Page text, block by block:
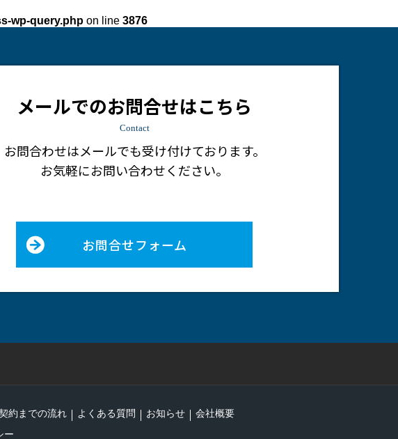
wp-query.php on line 3876
メールでのお問合せはこちら
Contact
お問合わせはメールでも受け付けております。
お気軽にお問い合わせください。
お問合せフォーム
約までの流れ よくある質問 お知らせ
会社概要
ー